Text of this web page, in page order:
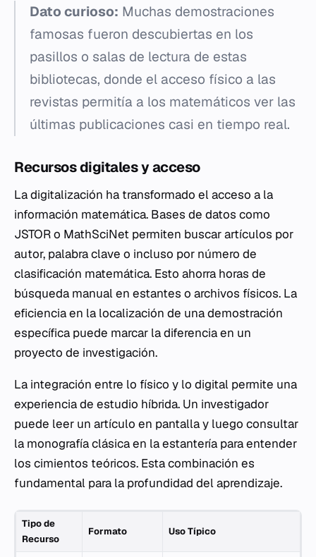
Dato curioso: Muchas demostraciones
famosas fueron descubiertas en los
pasillos o salas de lectura de estas
bibliotecas, donde el acceso físico a las
revistas permitía a los matemáticos ver las
últimas publicaciones casi en tiempo real.
Recursos digitales y acceso
La digitalización ha transformado el acceso a la
información matemática. Bases de datos como
JSTOR o MathSciNet permiten buscar artículos por
autor, palabra clave o incluso por número de
clasificación matemática. Esto ahorra horas de
búsqueda manual en estantes o archivos físicos. La
eficiencia en la localización de una demostración
específica puede marcar la diferencia en un
proyecto de investigación.
La integración entre lo físico y lo digital permite una
experiencia de estudio híbrida. Un investigador
puede leer un artículo en pantalla y luego consultar
la monografía clásica en la estantería para entender
los cimientos teóricos. Esta combinación es
fundamental para la profundidad del aprendizaje.
Tipo de
Recurso
Formato Uso Típico